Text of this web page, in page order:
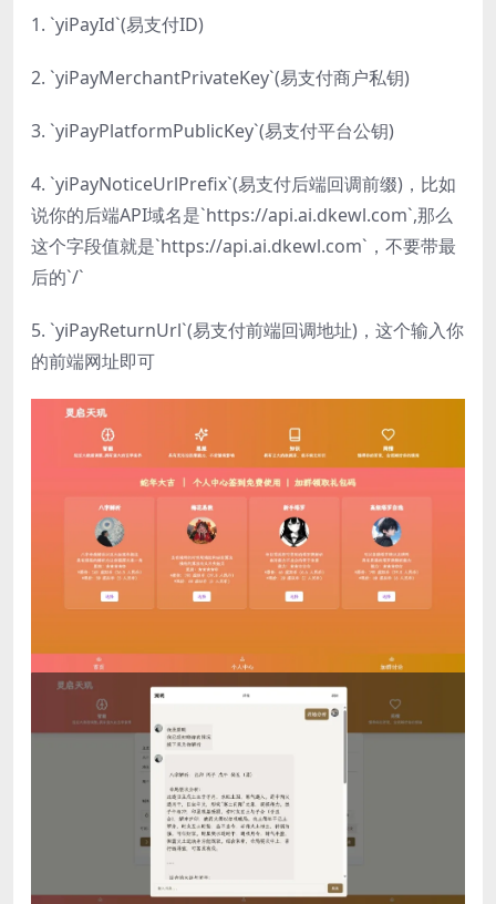
1. `yiPayId`(易支付ID)
2. `yiPayMerchantPrivateKey`(易支付商户私钥)
3. `yiPayPlatformPublicKey`(易支付平台公钥)
4. `yiPayNoticeUrlPrefix`(易支付后端回调前缀)，比如
说你的后端API域名是`https://api.ai.dkewl.com`,那么
这个字段值就是`https://api.ai.dkewl.com`，不要带最
后的`/`
5. `yiPayReturnUrl`(易支付前端回调地址)，这个输入你
的前端网址即可